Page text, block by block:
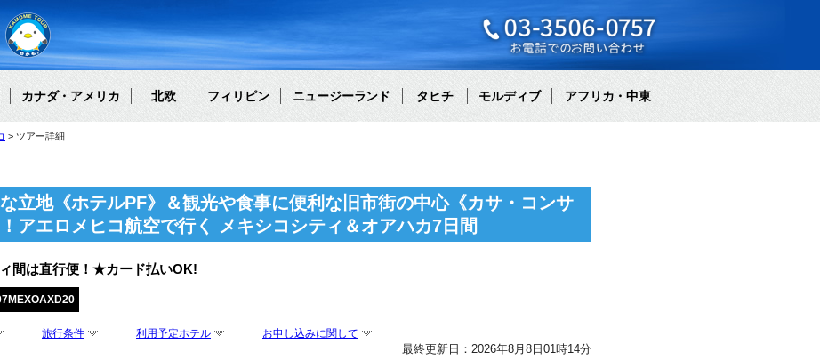
カナダ・アメリカ 北欧 フィリピン ニュージーランド タヒチ モルディブ アフリカ・中東
ツアー詳細
立地《ホテルPF》＆観光や食事に便利な旧市街の中心《カサ・コンサ
アエロメヒコ航空で行く メキシコシティ＆オアハカ7日間
間は直行便！★カード払いOK!
旅行条件 利用予定ホテル お申し込みに関して
最終更新日：2026年8月8日01時14分